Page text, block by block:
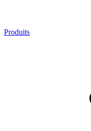
Produits